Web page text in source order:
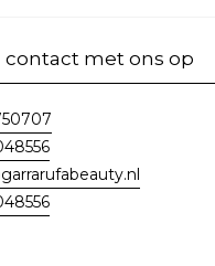
contact met ons op